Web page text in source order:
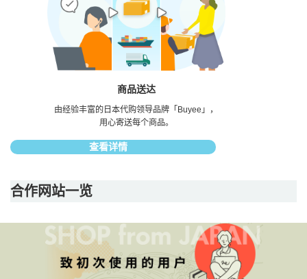
商品送达
由经验丰富的日本代购领导品牌「Buyee」，
用心寄送每个商品。
查看详情
合作网站一览